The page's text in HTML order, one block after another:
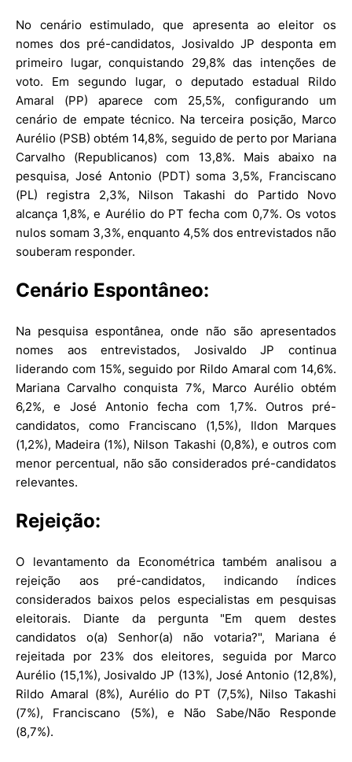
No cenário estimulado, que apresenta ao eleitor os
nomes dos pré-candidatos, Josivaldo JP desponta em
primeiro lugar, conquistando 29,8% das intenções de
voto. Em segundo lugar, o deputado estadual Rildo
Amaral (PP) aparece com 25,5%, configurando um
cenário de empate técnico. Na terceira posição, Marco
Aurélio (PSB) obtém 14,8%, seguido de perto por Mariana
Carvalho (Republicanos) com 13,8%. Mais abaixo na
pesquisa, José Antonio (PDT) soma 3,5%, Franciscano
(PL) registra 2,3%, Nilson Takashi do Partido Novo
alcança 1,8%, e Aurélio do PT fecha com 0,7%. Os votos
nulos somam 3,3%, enquanto 4,5% dos entrevistados não
souberam responder.
Cenário Espontâneo:
Na pesquisa espontânea, onde não são apresentados
nomes aos entrevistados, Josivaldo JP continua
liderando com 15%, seguido por Rildo Amaral com 14,6%.
Mariana Carvalho conquista 7%, Marco Aurélio obtém
6,2%, e José Antonio fecha com 1,7%. Outros pré-
candidatos, como Franciscano (1,5%), Ildon Marques
(1,2%), Madeira (1%), Nilson Takashi (0,8%), e outros com
menor percentual, não são considerados pré-candidatos
relevantes.
Rejeição:
O levantamento da Econométrica também analisou a
rejeição aos pré-candidatos, indicando índices
considerados baixos pelos especialistas em pesquisas
eleitorais. Diante da pergunta "Em quem destes
candidatos o(a) Senhor(a) não votaria?", Mariana é
rejeitada por 23% dos eleitores, seguida por Marco
Aurélio (15,1%), Josivaldo JP (13%), José Antonio (12,8%),
Rildo Amaral (8%), Aurélio do PT (7,5%), Nilso Takashi
(7%), Franciscano (5%), e Não Sabe/Não Responde
(8,7%).